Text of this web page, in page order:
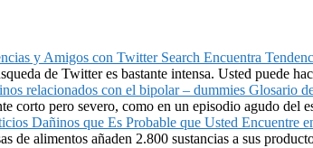
Encuentra
de Twitter es bastante intensa. Usted puede
Glosario
corto pero severo, como en un episodio agudo del
de alimentos añaden 2.800 sustancias a sus